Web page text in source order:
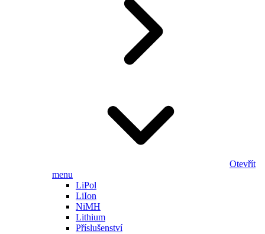
Otevřít
menu
LiPol
LiIon
NiMH
Lithium
Příslušenství